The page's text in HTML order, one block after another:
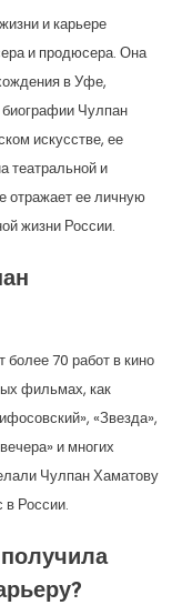
и карьере
и продюсера. Она
в Уфе,
биографии Чулпан
искусстве, ее
театральной и
отражает ее личную
жизни России.
70 работ в кино
фильмах, как
«Звезда»,
и многих
Чулпан Хаматову
России.